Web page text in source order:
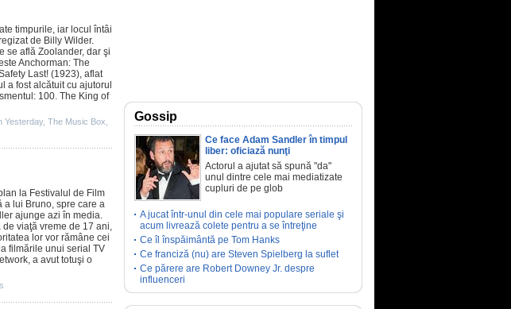
timpurile, iar locul întâi
de Billy Wilder.
se află Zoolander, dar şi
Anchorman: The
Last! (1923), aflat
a fost alcătuit cu ajutorul
100. The King of
Yesterday, The Music Box
la Festivalul de Film
a lui Bruno, spre care a
ajunge azi în media.
de viaţă vreme de 17 ani,
lor vor rămâne cei
filmările unui serial TV
a avut totuşi o
Gossip
Ce face Adam Sandler în timpul
liber: oficiază nunţi
Actorul a ajutat să spună "da"
unul dintre cele mai mediatizate
cupluri de pe glob
A jucat într-unul din cele mai populare seriale şi
acum livrează colete pentru a se întreţine
Ce îl înspăimântă pe Tom Hanks
Ce franciză (nu) are Steven Spielberg la suflet
Ce părere are Robert Downey Jr. despre
influenceri